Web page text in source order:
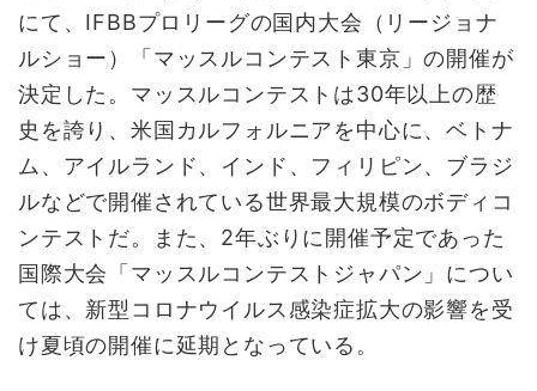
にて、IFBBプロリーグの国内大会（リージョナ
ルショー）「マッスルコンテスト東京」の開催が
決定した。マッスルコンテストは30年以上の歴
史を誇り、米国カルフォルニアを中心に、ベトナ
ム、アイルランド、インド、フィリピン、ブラジ
ルなどで開催されている世界最大規模のボディコ
ンテストだ。また、2年ぶりに開催予定であった
国際大会「マッスルコンテストジャパン」につい
ては、新型コロナウイルス感染症拡大の影響を受
け夏頃の開催に延期となっている。